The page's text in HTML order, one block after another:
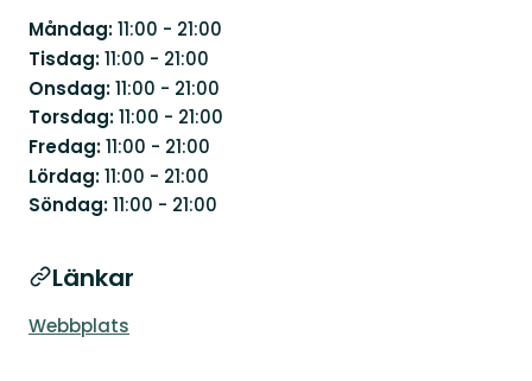
Måndag:11:00 - 21:00
Tisdag:11:00 - 21:00
Onsdag:11:00 - 21:00
Torsdag:11:00 - 21:00
Fredag:11:00 - 21:00
Lördag:11:00 - 21:00
Söndag:11:00 - 21:00
Länkar
Webbplats